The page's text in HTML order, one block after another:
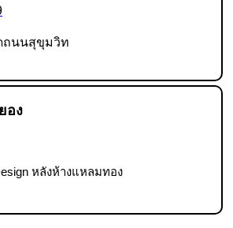
ถนนสุขุมวิท
อง
หลังห้างแหลมทอง